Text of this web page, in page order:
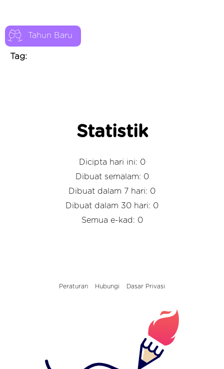
Tahun Baru
Tag:
Statistik
Dicipta hari ini: 0
Dibuat semalam: 0
Dibuat dalam 7 hari: 0
Dibuat dalam 30 hari: 0
Semua e-kad: 0
Peraturan Hubungi Dasar Privasi